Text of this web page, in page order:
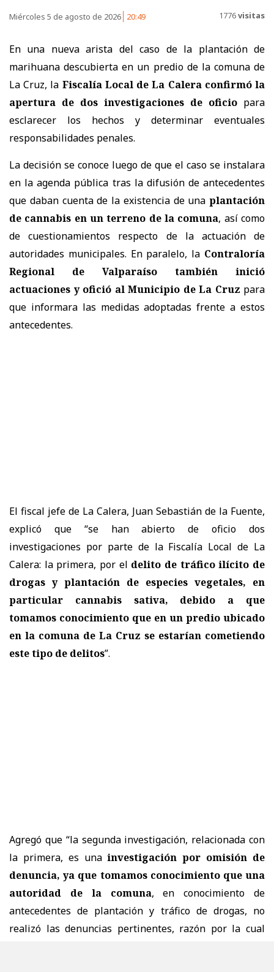
Miércoles 5 de agosto de 2026 20:49 1776visitas
En una nueva arista del caso de la plantación de
marihuana descubierta en un predio de la comuna de
La Cruz, la Fiscalía Local de La Calera confirmó la
apertura de dos investigaciones de oficio para
esclarecer los hechos y determinar eventuales
responsabilidades penales.
La decisión se conoce luego de que el caso se instalara
en la agenda pública tras la difusión de antecedentes
que daban cuenta de la existencia de una plantación
de cannabis en un terreno de la comuna, así como
de cuestionamientos respecto de la actuación de
autoridades municipales. En paralelo, la Contraloría
Regional de Valparaíso también inició
actuaciones y ofició al Municipio de La Cruz para
que informara las medidas adoptadas frente a estos
antecedentes.
El fiscal jefe de La Calera, Juan Sebastián de la Fuente,
explicó que “se han abierto de oficio dos
investigaciones por parte de la Fiscalía Local de La
Calera: la primera, por el delito de tráfico ilícito de
drogas y plantación de especies vegetales, en
particular cannabis sativa, debido a que
tomamos conocimiento que en un predio ubicado
en la comuna de La Cruz se estarían cometiendo
este tipo de delitos”.
Agregó que “la segunda investigación, relacionada con
la primera, es unainvestigación por omisión de
denuncia, ya que tomamos conocimiento que una
autoridad de la comuna, en conocimiento de
antecedentes de plantación y tráfico de drogas, no
realizó las denuncias pertinentes, razón por la cual